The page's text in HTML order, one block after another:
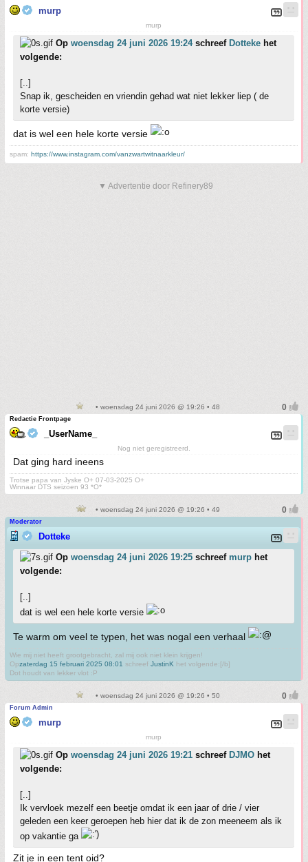
murp
murp
Op woensdag 24 juni 2026 19:24schreef Dotteke het
volgende:
[..]
Snap ik, gescheiden en vriendin gehad wat niet lekker liep ( de
korte versie)
dat is wel een hele korte versie
spam: https://www.instagram.com/vanzwartwitnaarkleur/
▼ Advertentie door Refinery89
• woensdag 24 juni 2026 @ 19:26 • 48
Redactie Frontpage
_UserName_
Nog niet geregistreerd.
Dat ging hard ineens
Trotse papa van Jyske O+ 07-03-2025 O+
Winnaar DTS seizoen 93 *O*
• woensdag 24 juni 2026 @ 19:26 • 49
Moderator
Dotteke
Op woensdag 24 juni 2026 19:25 schreef murp het
volgende:
[..]
dat is wel een hele korte versie
Te warm om veel te typen, het was nogal een verhaal
Wie mij niet heeft grootgebracht, zal mij ook niet klein krijgen!
Opzaterdag 15 februari 2025 08:01 schreef JustinK het volgende:[/b]
Dot houdt van lekker vlot :P
• woensdag 24 juni 2026 @ 19:26 • 50
Forum Admin
murp
murp
Op woensdag 24 juni 2026 19:21 schreef DJMO het
volgende:
[..]
Ik vervloek mezelf een beetje omdat ik een jaar of drie / vier
geleden een keer geroepen heb hier dat ik de zon meeneem als ik
op vakantie ga
Zit je in een tent oid?